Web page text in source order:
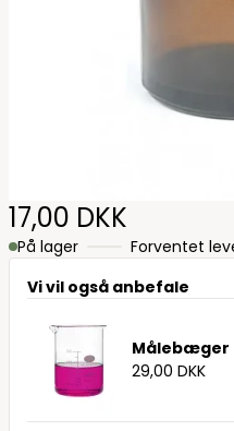
17,00 DKK
På lager
Forventet
Vi vil også anbefale
Målebæger
29,00 DKK